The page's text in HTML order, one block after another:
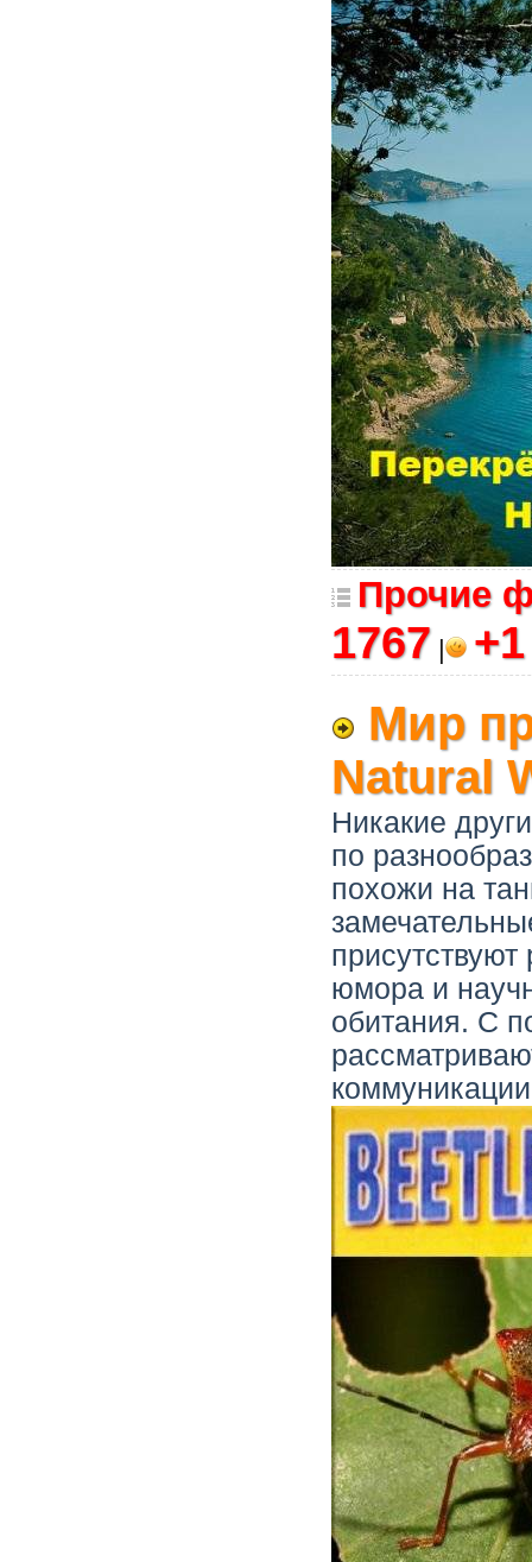
Прочие
1767 |
Мир
Natural
Никакие
по
похожи на
юмора и
обитания. С